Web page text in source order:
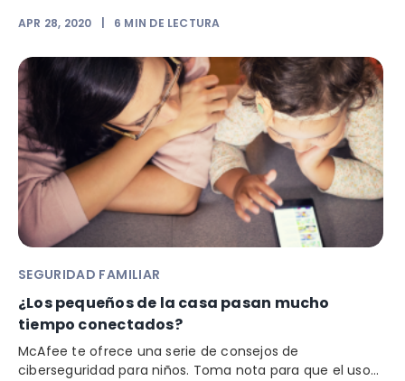
APR 28, 2020 6 MIN DE LECTURA
SEGURIDAD FAMILIAR
¿Los pequeños de la casa pasan mucho
tiempo conectados?
McAfee te ofrece una serie de consejos de
ciberseguridad para niños. Toma nota para que el uso...